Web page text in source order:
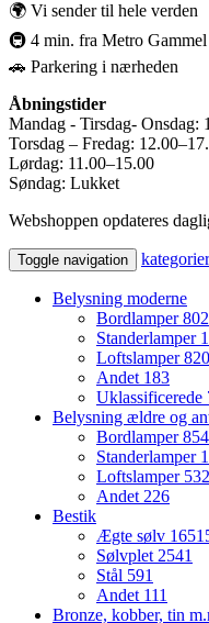
🌍 Vi sender til hele verden
🚇 4 min. fra Metro
🚗 Parkering i nærheden
Åbningstider
Mandag - Tirsdag- Onsdag:
Torsdag – Fredag:
Lørdag: 11.00–15.00
Søndag: Lukket
Webshoppen opdateres
Toggle navigation kategorier
Belysning moderne
Bordlamper802
Standerlamper
Loftslamper820
Andet 183
Uklassificerede
Belysning ældre og
Bordlamper854
Standerlamper
Loftslamper 532
Andet226
Bestik
Ægte sølv
Sølvplet2541
Stål 591
Andet 111
Bronze, kobber, tin